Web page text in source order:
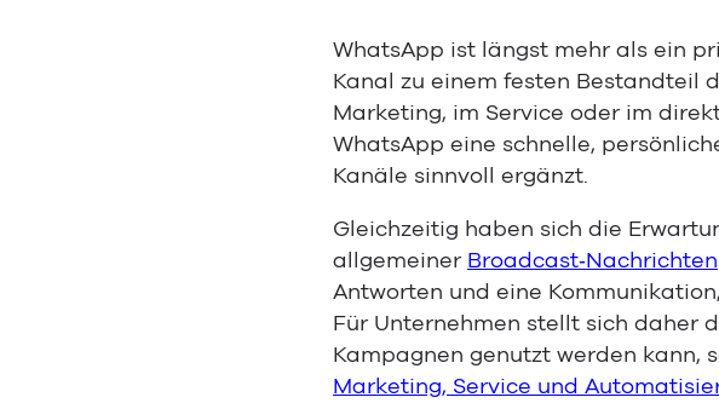
WhatsApp ist längst mehr als ein
Kanal zu einem festen Bestandteil
Marketing, im Service oder im
WhatsApp eine schnelle,
Kanäle sinnvoll ergänzt.
Gleichzeitig haben sich die
allgemeiner Broadcast‑Nachrichten
Antworten und eine
Für Unternehmen stellt sich daher
Kampagnen genutzt werden kann,
Marketing, Service und